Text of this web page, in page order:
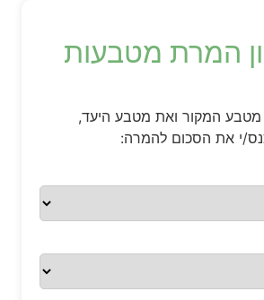
המרת מטבעות
המקור ואת מטבע היעד,
י את הסכום להמרה: